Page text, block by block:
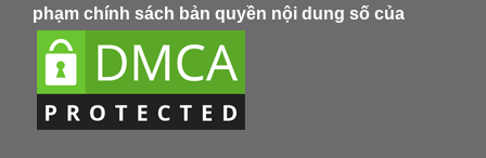
phạm chính sách bản quyền nội dung số của